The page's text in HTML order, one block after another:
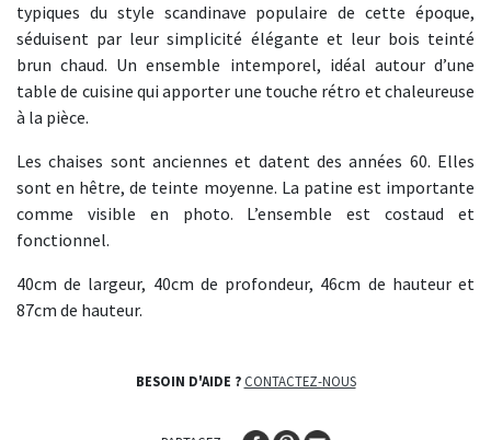
typiques du style scandinave populaire de cette époque,
séduisent par leur simplicité élégante et leur bois teinté
brun chaud. Un ensemble intemporel, idéal autour d’une
table de cuisine qui apporter une touche rétro et chaleureuse
à la pièce.
Les chaises sont anciennes et datent des années 60. Elles
sont en hêtre, de teinte moyenne. La patine est importante
comme visible en photo. L’ensemble est costaud et
fonctionnel.
40cm de largeur, 40cm de profondeur, 46cm de hauteur et
87cm de hauteur.
BESOIN D'AIDE ? CONTACTEZ-NOUS